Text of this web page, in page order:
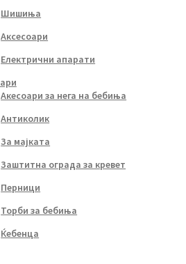
Шишиња
Аксесоари
Електрични апарати
Акесоари за нега на бебиња
Антиколик
За мајката
Заштитна ограда за кревет
Перници
Торби за бебиња
Ќебенца